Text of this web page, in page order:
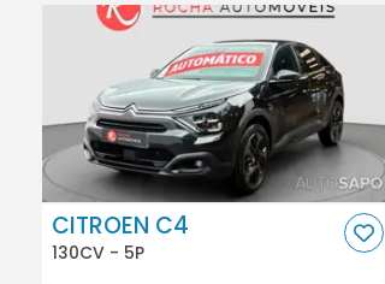
CITROEN C4
130CV - 5P